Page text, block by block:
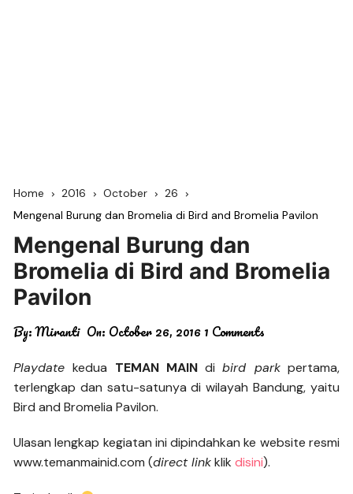
Home 2016 October
26
Mengenal Burung dan Bromelia di Bird and Bromelia Pavilon
Mengenal Burung dan
Bromelia di Bird and Bromelia
Pavilon
By:Miranti On: October 26, 20161 Comments
Playdatekedua TEMAN MAINdibird parkpertama,
terlengkap dan satu-satunya di wilayah Bandung, yaitu
Bird and Bromelia Pavilon.
Ulasan lengkap kegiatan ini dipindahkan ke website resmi
www.temanmainid.com (direct linkklikdisini).